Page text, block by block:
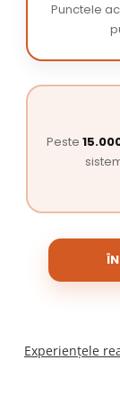
Punctele
Peste
Experiențele